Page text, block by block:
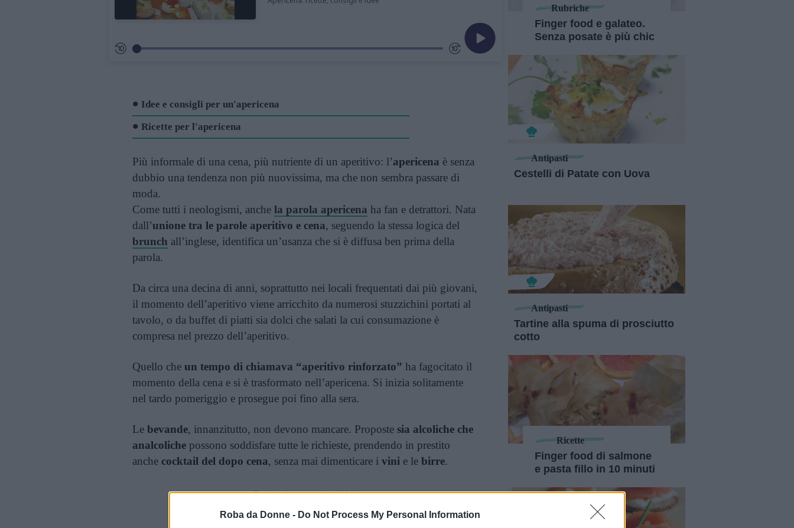
Roba da Donne - Do Not Process My Personal Information
Idee e consigli per un'apericena
Ricette per l'apericena
Più informale di una cena, più nutriente di un aperitivo: l’apericena è senza
dubbio una tendenza non più nuovissima, ma che non sembra passare di
moda.
Come tutti i neologismi, anche la parola apericena ha fan e detrattori. Nata
dall’unione tra le parole aperitivo e cena, seguendo la stessa logica del
brunch all’inglese, identifica un’usanza che si è diffusa ben prima della
parola.
Da circa una decina di anni, soprattutto nei locali frequentati dai più giovani,
il momento dell’aperitivo viene arricchito da numerosi stuzzichini portati al
tavolo, o da buffet di piatti sia dolci che salati la cui consumazione è
compresa nel prezzo dell’aperitivo.
Quello che un tempo di chiamava “aperitivo rinforzato” ha fagocitato il
momento della cena e si è trasformato nell’apericena. Si inizia solitamente
nel tardo pomeriggio e prosegue poi fino alla sera.
Le bevande, innanzitutto, non devono mancare. Proposte sia alcoliche che
analcoliche possono soddisfare tutte le richieste, prendendo in prestito
anche cocktail del dopo cena, senza mai dimenticare i vini e le birre.
Continua a leggere dopo la pubblicità
Rubriche
Finger food e galateo.
Senza posate è più chic
Antipasti
Cestelli di Patate con Uova
Antipasti
Tartine alla spuma di prosciutto
cotto
Ricette
Finger food di salmone
e pasta fillo in 10 minuti